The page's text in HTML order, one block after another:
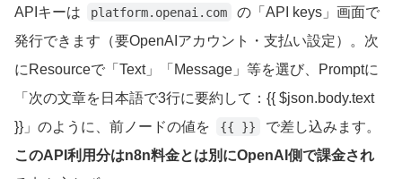
APIキーは
platform.openai.com
の「API keys」画面で
発行できます（要OpenAIアカウント・支払い設定）。次
にResourceで「Text」「Message」等を選び、Promptに
「次の文章を日本語で3行に要約して：{{ $json.body.text
}}」のように、前ノードの値を
{{ }}
で差し込みます。
このAPI利用分はn8n料金とは別にOpenAI側で課金され